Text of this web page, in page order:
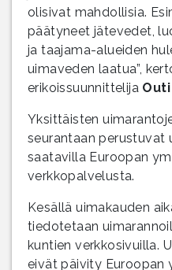
olisivat mahdollisia.
päätyneet jätevedet,
ja taajama-alueiden
uimaveden laatua”,
erikoissuunnittelija
Yksittäisten
seurantaan perustuvat
saatavilla Euroopan
verkkopalvelusta.
Kesällä uimakauden
tiedotetaan
kuntien verkkosivuilla.
eivät päivity Euroopan